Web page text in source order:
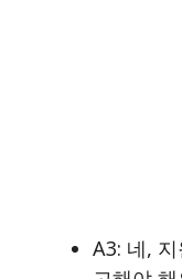
A3: 네,